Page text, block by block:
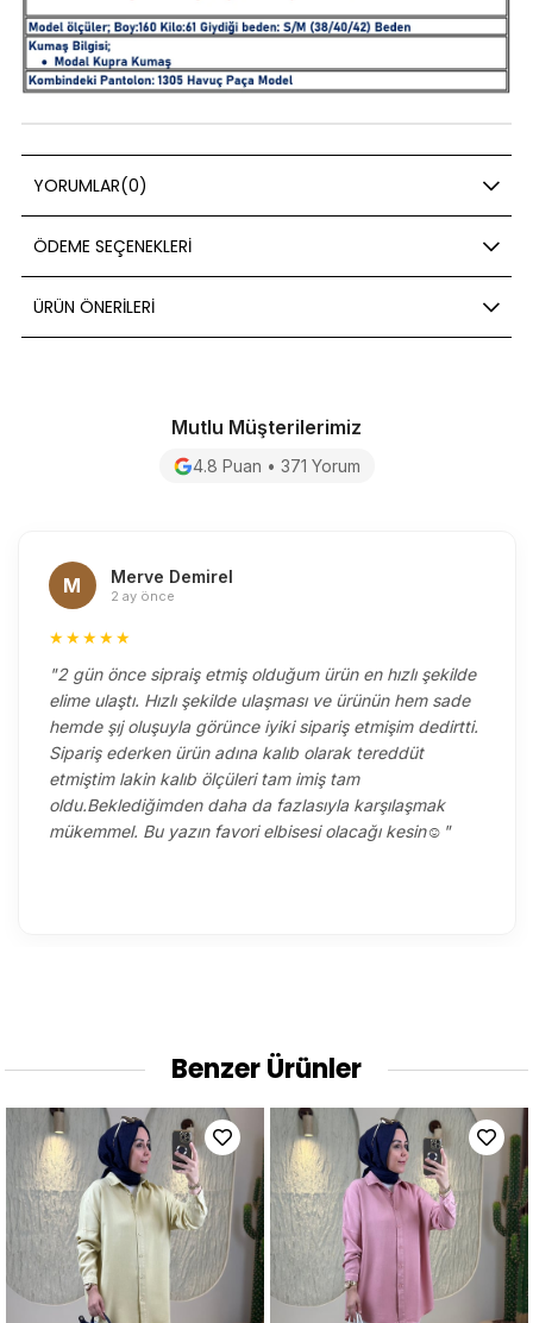
YORUMLAR(0)
ÖDEME SEÇENEKLERI
ÜRÜN ÖNERILERI
Mutlu Müşterilerimiz
4.8 Puan • 371 Yorum
M Merve Demirel
2 ay önce
★★★★★
"2 gün önce sipraiş etmiş olduğum ürün en hızlı şekilde
elime ulaştı. Hızlı şekilde ulaşması ve ürünün hem sade
hemde şıj oluşuyla görünce iyiki sipariş etmişim dedirtti.
Sipariş ederken ürün adına kalıb olarak tereddüt
etmiştim lakin kalıb ölçüleri tam imiş tam
oldu.Beklediğimden daha da fazlasıyla karşılaşmak
mükemmel. Bu yazın favori elbisesi olacağı kesin☺️"
Benzer Ürünler